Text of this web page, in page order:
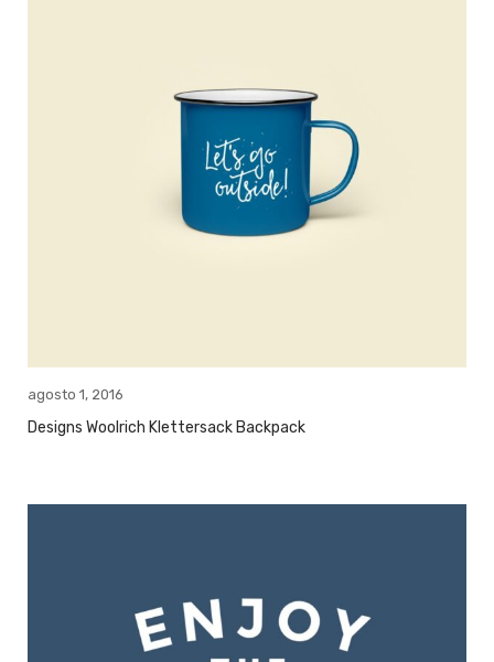
agosto 1, 2016
Designs Woolrich Klettersack Backpack